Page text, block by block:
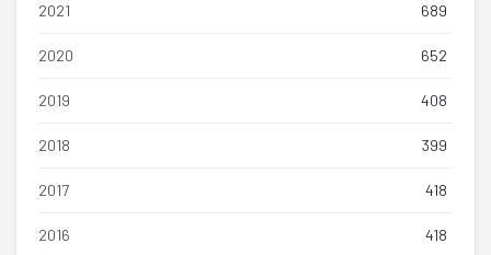
2021 689
2020 652
2019 408
2018 399
2017 418
2016 418